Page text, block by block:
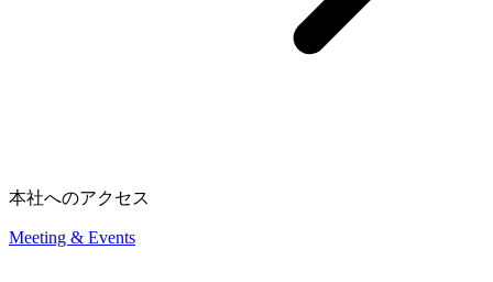
本社へのアクセス
Meeting & Events